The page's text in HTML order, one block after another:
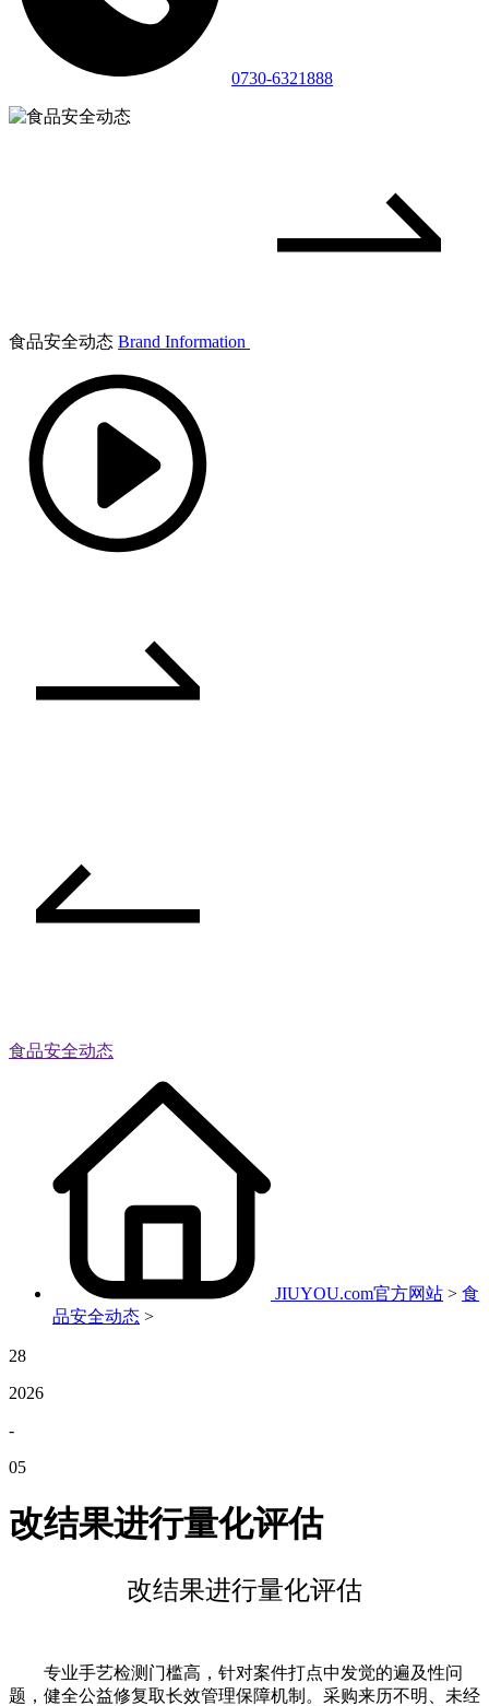
0730-6321888
食品安全动态 Brand Information
食品安全动态
JIUYOU.com官方网站 > 食
品安全动态 >
28
2026
-
05
改结果进行量化评估
改结果进行量化评估
专业手艺检测门槛高，针对案件打点中发觉的遍及性问
题，健全公益修复取长效管理保障机制。采购来历不明、未经